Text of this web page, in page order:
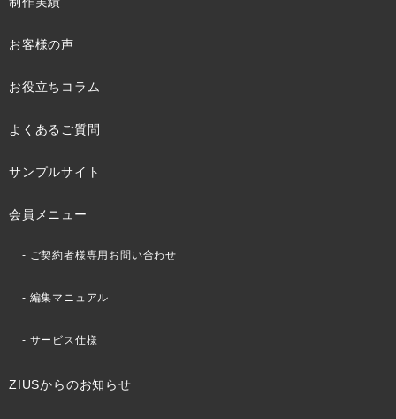
お客様の声
お役立ちコラム
よくあるご質問
サンプルサイト
会員メニュー
ご契約者様専用お問い合わせ
編集マニュアル
サービス仕様
ZIUSからのお知らせ